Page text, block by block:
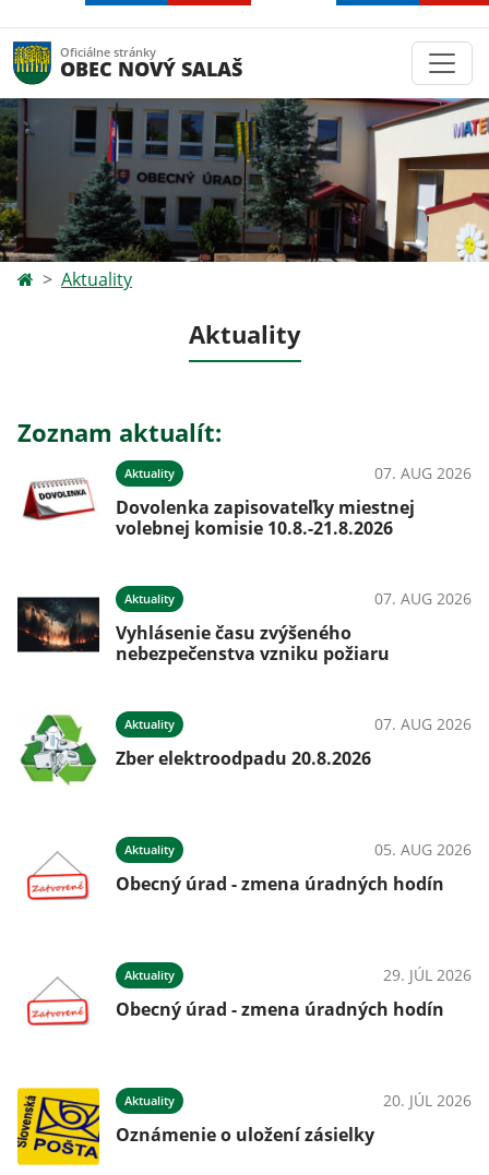
Oficiálne stránky
OBEC NOVÝ SALAŠ
Aktuality
Aktuality
Zoznam aktualít:
Aktuality 07. AUG 2026
Dovolenka zapisovateľky miestnej
volebnej komisie 10.8.-21.8.2026
Aktuality 07. AUG 2026
Vyhlásenie času zvýšeného
nebezpečenstva vzniku požiaru
Aktuality 07. AUG 2026
Zber elektroodpadu 20.8.2026
Aktuality 05. AUG 2026
Obecný úrad - zmena úradných hodín
Aktuality 29. JÚL 2026
Obecný úrad - zmena úradných hodín
Aktuality 20. JÚL 2026
Oznámenie o uložení zásielky